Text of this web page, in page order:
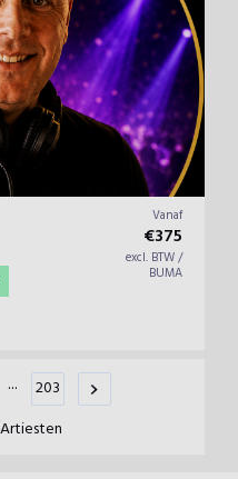
Vanaf
€375
excl. BTW /
BUMA
...
203